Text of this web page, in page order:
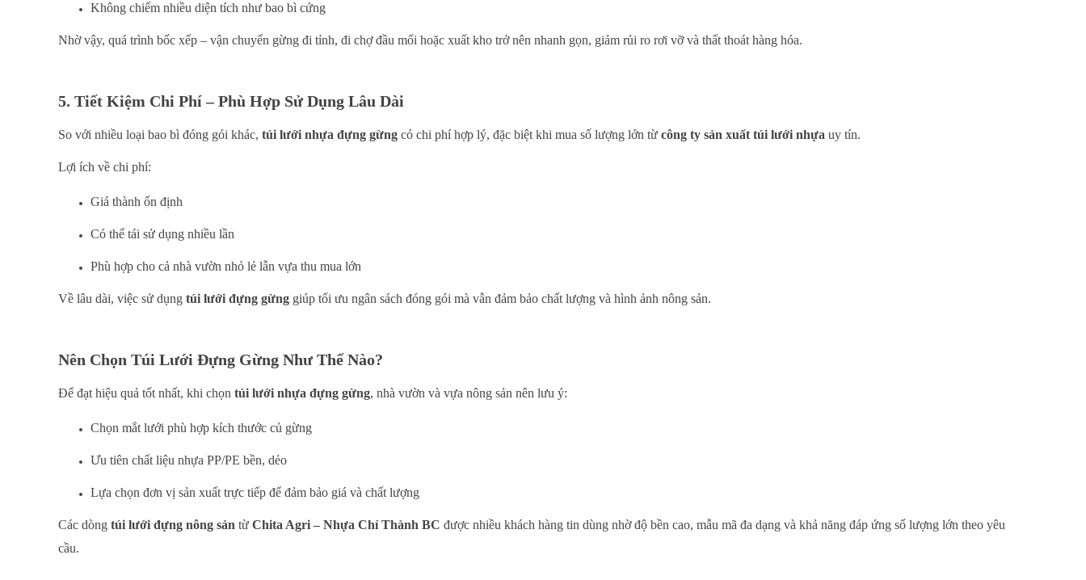
Không chiếm nhiều diện tích như bao bì cứng
Nhờ vậy, quá trình bốc xếp – vận chuyển gừng đi tỉnh, đi chợ đầu mối hoặc xuất kho trở nên nhanh gọn, giảm rủi ro rơi vỡ và thất thoát hàng hóa.
5. Tiết Kiệm Chi Phí – Phù Hợp Sử Dụng Lâu Dài
So với nhiều loại bao bì đóng gói khác, túi lưới nhựa đựng gừng có chi phí hợp lý, đặc biệt khi mua số lượng lớn từ công ty sản xuất túi lưới nhựa uy tín.
Lợi ích về chi phí:
Giá thành ổn định
Có thể tái sử dụng nhiều lần
Phù hợp cho cả nhà vườn nhỏ lẻ lẫn vựa thu mua lớn
Về lâu dài, việc sử dụng túi lưới đựng gừng giúp tối ưu ngân sách đóng gói mà vẫn đảm bảo chất lượng và hình ảnh nông sản.
Nên Chọn Túi Lưới Đựng Gừng Như Thế Nào?
Để đạt hiệu quả tốt nhất, khi chọn túi lưới nhựa đựng gừng, nhà vườn và vựa nông sản nên lưu ý:
Chọn mắt lưới phù hợp kích thước củ gừng
Ưu tiên chất liệu nhựa PP/PE bền, dẻo
Lựa chọn đơn vị sản xuất trực tiếp để đảm bảo giá và chất lượng
Các dòng túi lưới đựng nông sản từ Chita Agri – Nhựa Chí Thành BC được nhiều khách hàng tin dùng nhờ độ bền cao, mẫu mã đa dạng và khả năng đáp ứng số lượng lớn theo yêu
cầu.